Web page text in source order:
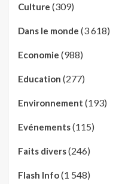
Culture (309)
Dans le monde (3 618)
Economie (988)
Education (277)
Environnement (193)
Evénements(115)
Faits divers(246)
Flash Info(1 548)